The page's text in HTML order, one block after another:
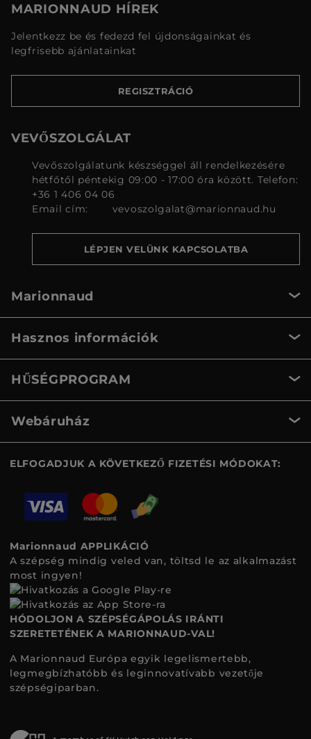
MARIONNAUD HÍREK
Jelentkezz be és fedezd fel újdonságainkat és
legfrisebb ajánlatainkat
REGISZTRÁCIÓ
VEVŐSZOLGÁLAT
Vevőszolgálatunk készséggel áll rendelkezésére
hétfőtől péntekig 09:00 - 17:00 óra között. Telefon:
+36 1 406 04 06
Email cím:
vevoszolgalat@marionnaud.hu
LÉPJEN VELÜNK KAPCSOLATBA
Marionnaud
Hasznos információk
HŰSÉGPROGRAM
Webáruház
ELFOGADJUK A KÖVETKEZŐ FIZETÉSI MÓDOKAT:
Marionnaud APPLIKÁCIÓ
A szépség mindig veled van, töltsd le az alkalmazást
most ingyen!
HÓDOLJON A SZÉPSÉGÁPOLÁS IRÁNTI
SZERETETÉNEK A MARIONNAUD-VAL!
A Marionnaud Európa egyik legelismertebb,
legmegbízhatóbb és leginnovatívabb vezetője
szépségiparban.